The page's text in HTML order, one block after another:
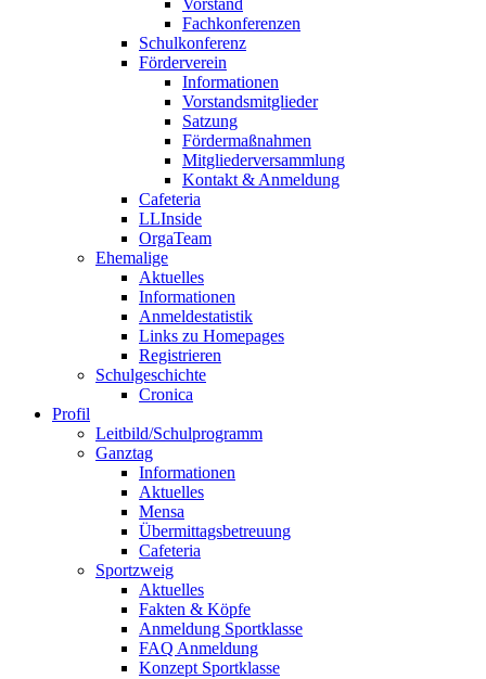
Vorstand
Fachkonferenzen
Schulkonferenz
Förderverein
Informationen
Vorstandsmitglieder
Satzung
Fördermaßnahmen
Mitgliederversammlung
Kontakt & Anmeldung
Cafeteria
LLInside
OrgaTeam
Ehemalige
Aktuelles
Informationen
Anmeldestatistik
Links zu Homepages
Registrieren
Schulgeschichte
Cronica
Profil
Leitbild/Schulprogramm
Ganztag
Informationen
Aktuelles
Mensa
Übermittagsbetreuung
Cafeteria
Sportzweig
Aktuelles
Fakten & Köpfe
Anmeldung Sportklasse
FAQ Anmeldung
Konzept Sportklasse